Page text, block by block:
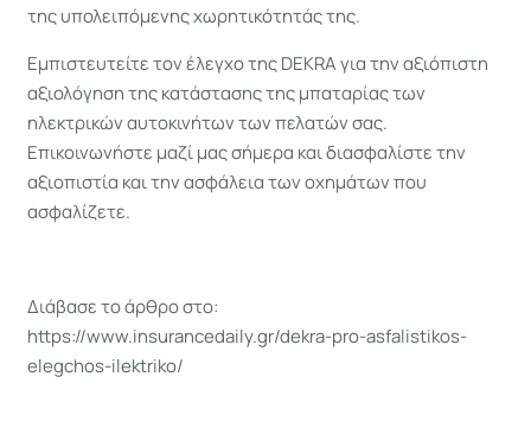
της υπολειπόμενης χωρητικότητάς της.
Εμπιστευτείτε τον έλεγχο της DEKRA για την αξιόπιστη
αξιολόγηση της κατάστασης της μπαταρίας των
ηλεκτρικών αυτοκινήτων των πελατών σας.
Επικοινωνήστε μαζί μας σήμερα και διασφαλίστε την
αξιοπιστία και την ασφάλεια των οχημάτων που
ασφαλίζετε.
Διάβασε το άρθρο στο:
https://www.insurancedaily.gr/dekra-pro-asfalistikos-
elegchos-ilektriko/